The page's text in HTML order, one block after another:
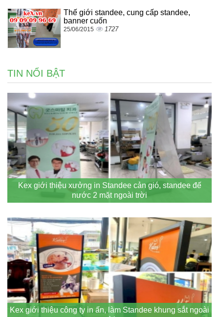
Thế giới standee, cung cấp standee,
banner cuốn
25/06/2015 1727
TIN NỔI BẬT
Kex giới thiệu xưởng in Standee cản gió, standee đế
nước 2 mặt ngoài trời
Kex giới thiệu công ty in ấn, làm Standee khung sắt ngoài